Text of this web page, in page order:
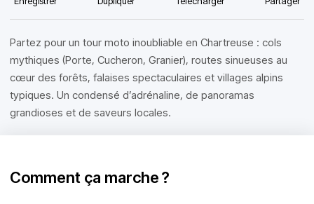
Partez pour un tour moto inoubliable en Chartreuse : cols
mythiques (Porte, Cucheron, Granier), routes sinueuses au
cœur des forêts, falaises spectaculaires et villages alpins
typiques. Un condensé d’adrénaline, de panoramas
grandioses et de saveurs locales.
Comment ça marche ?